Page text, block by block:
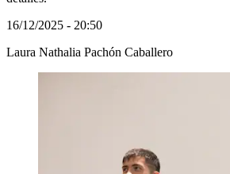
16/12/2025 - 20:50
Laura Nathalia Pachón Caballero